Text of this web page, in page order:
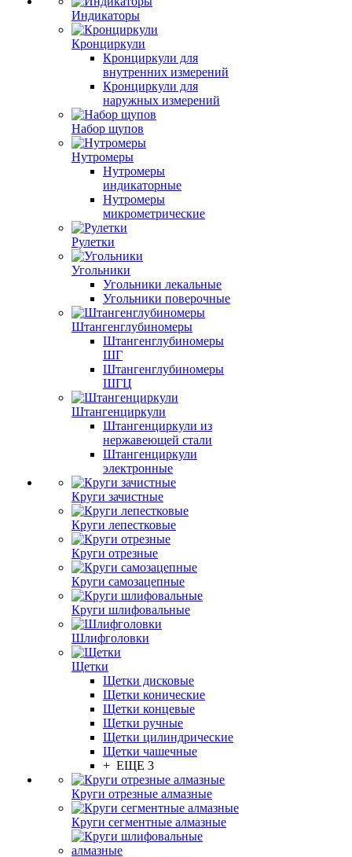
Индикаторы
Кронциркули
Кронциркули для
внутренних измерений
Кронциркули для
наружных измерений
Набор щупов
Нутромеры
Нутромеры
индикаторные
Нутромеры
микрометрические
Рулетки
Угольники
Угольники лекальные
Угольники поверочные
Штангенглубиномеры
Штангенглубиномеры
ШГ
Штангенглубиномеры
ШГЦ
Штангенциркули
Штангенциркули из
нержавеющей стали
Штангенциркули
электронные
Круги зачистные
Круги лепестковые
Круги отрезные
Круги самозацепные
Круги шлифовальные
Шлифголовки
Щетки
Щетки дисковые
Щетки конические
Щетки концевые
Щетки ручные
Щетки цилиндрические
Щетки чашечные
+ ЕЩЕ 3
Круги отрезные алмазные
Круги сегментные алмазные